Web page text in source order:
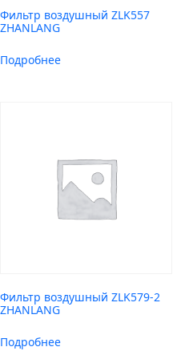
Фильтр воздушный ZLK557
ZHANLANG
Подробнее
Фильтр воздушный ZLK579-2
ZHANLANG
Подробнее